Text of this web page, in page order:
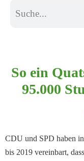
So ein
95.000
CDU und SPD haben
bis 2019 vereinbart,